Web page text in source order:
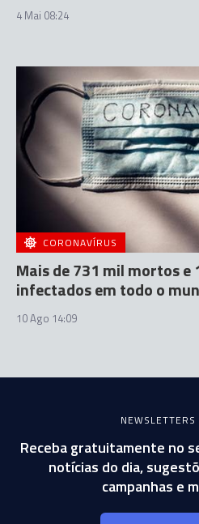
4 Mai 08:24
CORONAVÍRUS
Mais de 731 mil mortos e
infectados em todo o
10 Ago 14:09
Receba gratuitamente no
notícias do dia,
campanhas e